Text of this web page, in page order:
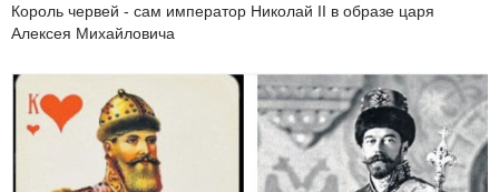
Король червей - сам император Николай II в образе царя
Алексея Михайловича